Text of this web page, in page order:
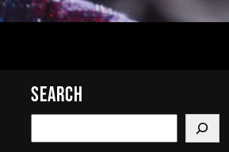
Search
e